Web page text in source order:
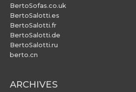
BertoSofas.co.uk
BertoSalotti.es
BertoSalotti.fr
BertoSalotti.de
BertoSalotti.ru
berto.cn
ARCHIVES
ARCHIVES